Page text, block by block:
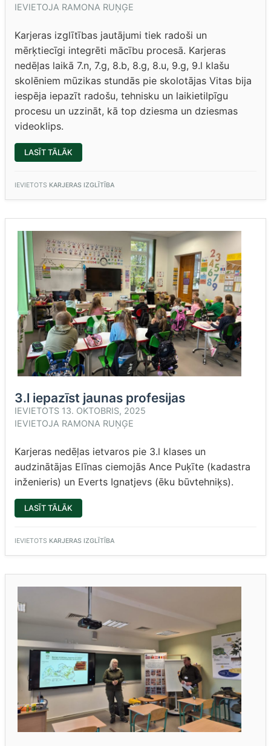
IEVIETOJA RAMONA RUŅĢE
Karjeras izglītības jautājumi tiek radoši un
mērķtiecīgi integrēti mācību procesā. Karjeras
nedēļas laikā 7.n, 7.g, 8.b, 8.g, 8.u, 9.g, 9.l klašu
skolēniem mūzikas stundās pie skolotājas Vitas bija
iespēja iepazīt radošu, tehnisku un laikietilpīgu
procesu un uzzināt, kā top dziesma un dziesmas
videoklips.
LASĪT TĀLĀK
TOP
VIDEOKLIPS?”
IEVIETOTS KARJERAS IZGLĪTĪBA
3.l iepazīst jaunas profesijas
IEVIETOTS 13. OKTOBRIS, 2025
IEVIETOJA RAMONA RUŅĢE
Karjeras nedēļas ietvaros pie 3.l klases un
audzinātājas Elīnas ciemojās Ance Puķīte (kadastra
inženieris) un Everts Ignatjevs (ēku būvtehniķs).
LASĪT TĀLĀK
IEPAZĪST
IEVIETOTS KARJERAS IZGLĪTĪBA